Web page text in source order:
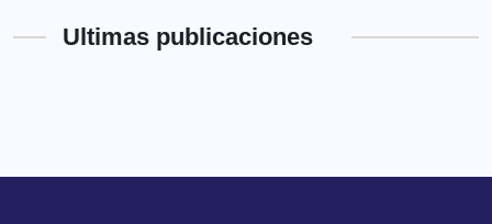
Ultimas publicaciones